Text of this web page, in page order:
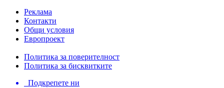
Реклама
Контакти
Общи условия
Европроект
Политика за поверителност
Политика за бисквитките
Подкрепете ни